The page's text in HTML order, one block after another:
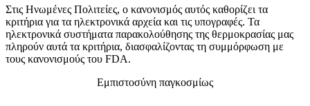
Στις Ηνωμένες Πολιτείες, ο κανονισμός αυτός καθορίζει τα
κριτήρια για τα ηλεκτρονικά αρχεία και τις υπογραφές. Τα
ηλεκτρονικά συστήματα παρακολούθησης της θερμοκρασίας μας
πληρούν αυτά τα κριτήρια, διασφαλίζοντας τη συμμόρφωση με
τους κανονισμούς του FDA.
Εμπιστοσύνη παγκοσμίως